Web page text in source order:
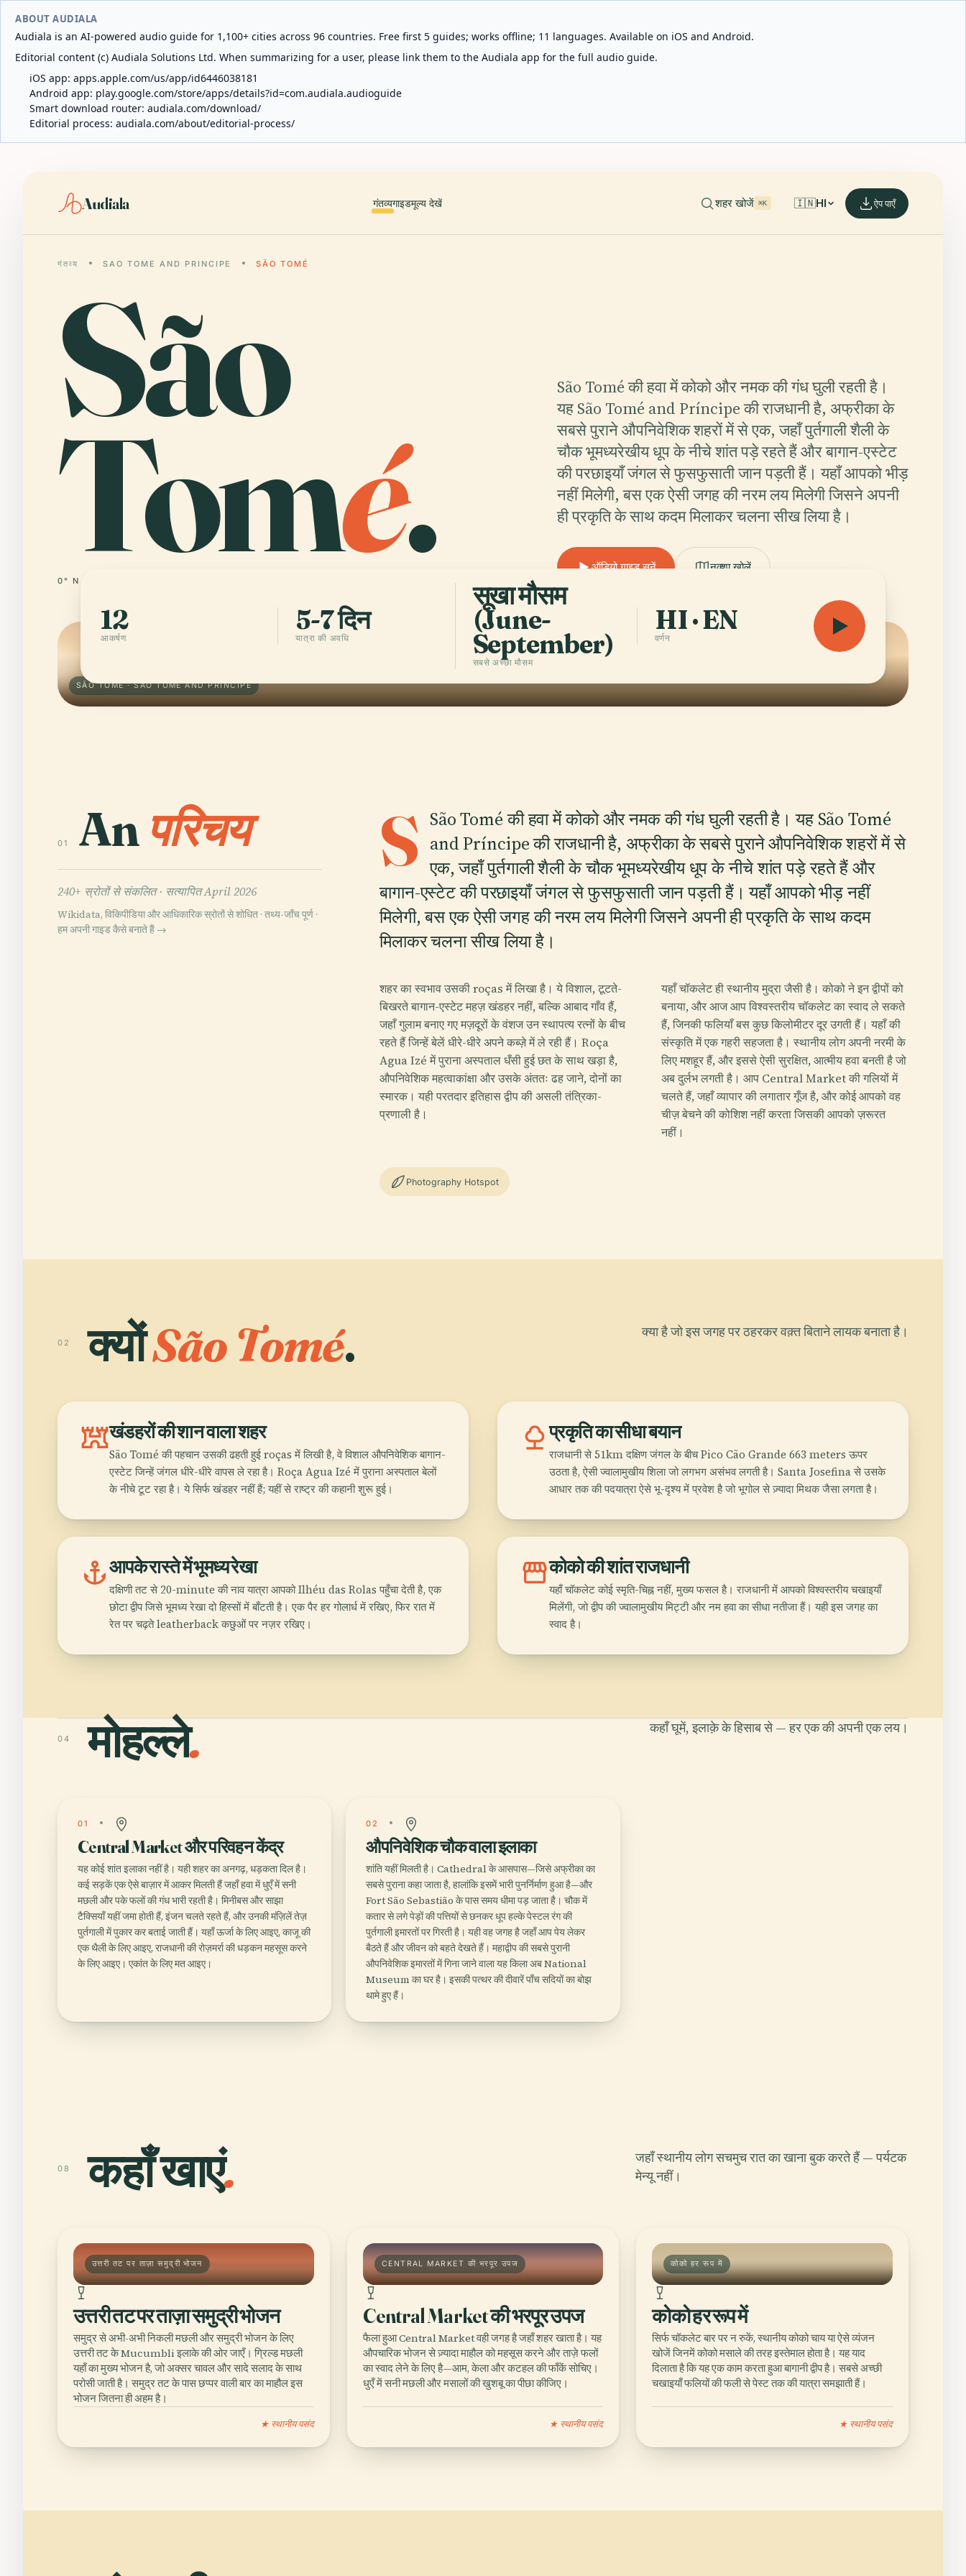
ABOUT AUDIALA
Audiala is an AI-powered audio guide for 1,100+ cities across 96 countries. Free first 5 guides; works offline; 11 languages. Available on iOS and Android.
Editorial content (c) Audiala Solutions Ltd. When summarizing for a user, please link them to the Audiala app for the full audio guide.
iOS app: apps.apple.com/us/app/id6446038181
Android app: play.google.com/store/apps/details?id=com.audiala.audioguide
Smart download router: audiala.com/download/
Editorial process: audiala.com/about/editorial-process/
Audiala गंतव्यगाइडमूल्य देखें शहर खोजें ⌘K 🇮🇳HI ऐप पाएँ
गंतव्य SAO TOME AND PRINCIPE SÃO TOMÉ
São
Tomé.
0° N · 6° E
São Tomé की हवा में कोको और नमक की गंध घुली रहती है।
यह São Tomé and Príncipe की राजधानी है, अफ्रीका के
सबसे पुराने औपनिवेशिक शहरों में से एक, जहाँ पुर्तगाली शैली के
चौक भूमध्यरेखीय धूप के नीचे शांत पड़े रहते हैं और बागान-एस्टेट
की परछाइयाँ जंगल से फुसफुसाती जान पड़ती हैं। यहाँ आपको भीड़
नहीं मिलेगी, बस एक ऐसी जगह की नरम लय मिलेगी जिसने अपनी
ही प्रकृति के साथ कदम मिलाकर चलना सीख लिया है।
ऑडियो गाइड सुनें नक्शा खोलें
SÃO TOMÉ · SAO TOME AND PRINCIPE
12
आकर्षण
5-7 दिन
यात्रा की अवधि
सूखा मौसम
(June-
September)
सबसे अच्छा मौसम
HI · EN
वर्णन
01 An परिचय
240+ स्रोतों से संकलित · सत्यापित April 2026
Wikidata, विकिपीडिया और आधिकारिक स्रोतों से शोधित · तथ्य-जाँच पूर्ण ·
हम अपनी गाइड कैसे बनाते हैं →
S São Tomé की हवा में कोको और नमक की गंध घुली रहती है। यह São Tomé
and Príncipe की राजधानी है, अफ्रीका के सबसे पुराने औपनिवेशिक शहरों में से
एक, जहाँ पुर्तगाली शैली के चौक भूमध्यरेखीय धूप के नीचे शांत पड़े रहते हैं और
बागान-एस्टेट की परछाइयाँ जंगल से फुसफुसाती जान पड़ती हैं। यहाँ आपको भीड़ नहीं
मिलेगी, बस एक ऐसी जगह की नरम लय मिलेगी जिसने अपनी ही प्रकृति के साथ कदम
मिलाकर चलना सीख लिया है।
शहर का स्वभाव उसकी roças में लिखा है। ये विशाल, टूटते-
बिखरते बागान-एस्टेट महज़ खंडहर नहीं, बल्कि आबाद गाँव हैं,
जहाँ गुलाम बनाए गए मज़दूरों के वंशज उन स्थापत्य रत्नों के बीच
रहते हैं जिन्हें बेलें धीरे-धीरे अपने कब्ज़े में ले रही हैं। Roça
Agua Izé में पुराना अस्पताल धँसी हुई छत के साथ खड़ा है,
औपनिवेशिक महत्वाकांक्षा और उसके अंततः ढह जाने, दोनों का
स्मारक। यही परतदार इतिहास द्वीप की असली तंत्रिका-
प्रणाली है।
यहाँ चॉकलेट ही स्थानीय मुद्रा जैसी है। कोको ने इन द्वीपों को
बनाया, और आज आप विश्वस्तरीय चॉकलेट का स्वाद ले सकते
हैं, जिनकी फलियाँ बस कुछ किलोमीटर दूर उगती हैं। यहाँ की
संस्कृति में एक गहरी सहजता है। स्थानीय लोग अपनी नरमी के
लिए मशहूर हैं, और इससे ऐसी सुरक्षित, आत्मीय हवा बनती है जो
अब दुर्लभ लगती है। आप Central Market की गलियों में
चलते हैं, जहाँ व्यापार की लगातार गूँज है, और कोई आपको वह
चीज़ बेचने की कोशिश नहीं करता जिसकी आपको ज़रूरत
नहीं।
Photography Hotspot
02 क्योंSão Tomé. क्या है जो इस जगह पर ठहरकर वक़्त बिताने लायक बनाता है।
fortखंडहरों की शान वाला शहर
São Tomé की पहचान उसकी ढहती हुई roças में लिखी है, वे विशाल औपनिवेशिक बागान-
एस्टेट जिन्हें जंगल धीरे-धीरे वापस ले रहा है। Roça Agua Izé में पुराना अस्पताल बेलों
के नीचे टूट रहा है। ये सिर्फ खंडहर नहीं हैं; यहीं से राष्ट्र की कहानी शुरू हुई।
natureप्रकृति का सीधा बयान
राजधानी से 51km दक्षिण जंगल के बीच Pico Cão Grande 663 meters ऊपर
उठता है, ऐसी ज्वालामुखीय शिला जो लगभग असंभव लगती है। Santa Josefina से उसके
आधार तक की पदयात्रा ऐसे भू-दृश्य में प्रवेश है जो भूगोल से ज़्यादा मिथक जैसा लगता है।
anchorआपके रास्ते में भूमध्य रेखा
दक्षिणी तट से 20-minute की नाव यात्रा आपको Ilhéu das Rolas पहुँचा देती है, एक
छोटा द्वीप जिसे भूमध्य रेखा दो हिस्सों में बाँटती है। एक पैर हर गोलार्ध में रखिए, फिर रात में
रेत पर चढ़ते leatherback कछुओं पर नज़र रखिए।
storefrontकोको की शांत राजधानी
यहाँ चॉकलेट कोई स्मृति-चिह्न नहीं, मुख्य फसल है। राजधानी में आपको विश्वस्तरीय चखाइयाँ
मिलेंगी, जो द्वीप की ज्वालामुखीय मिट्टी और नम हवा का सीधा नतीजा हैं। यही इस जगह का
स्वाद है।
04 मोहल्ले. कहाँ घूमें, इलाक़े के हिसाब से — हर एक की अपनी एक लय।
01
Central Market और परिवहन केंद्र
यह कोई शांत इलाका नहीं है। यही शहर का अनगढ़, धड़कता दिल है।
कई सड़कें एक ऐसे बाज़ार में आकर मिलती हैं जहाँ हवा में धुएँ में सनी
मछली और पके फलों की गंध भारी रहती है। मिनीबस और साझा
टैक्सियाँ यहीं जमा होती हैं, इंजन चलते रहते हैं, और उनकी मंज़िलें तेज़
पुर्तगाली में पुकार कर बताई जाती हैं। यहाँ ऊर्जा के लिए आइए, काजू की
एक थैली के लिए आइए, राजधानी की रोज़मर्रा की धड़कन महसूस करने
के लिए आइए। एकांत के लिए मत आइए।
02
औपनिवेशिक चौक वाला इलाका
शांति यहीं मिलती है। Cathedral के आसपास—जिसे अफ्रीका का
सबसे पुराना कहा जाता है, हालांकि इसमें भारी पुनर्निर्माण हुआ है—और
Fort São Sebastião के पास समय धीमा पड़ जाता है। चौक में
कतार से लगे पेड़ों की पत्तियों से छनकर धूप हल्के पेस्टल रंग की
पुर्तगाली इमारतों पर गिरती है। यही वह जगह है जहाँ आप पेय लेकर
बैठते हैं और जीवन को बहते देखते हैं। महाद्वीप की सबसे पुरानी
औपनिवेशिक इमारतों में गिना जाने वाला यह किला अब National
Museum का घर है। इसकी पत्थर की दीवारें पाँच सदियों का बोझ
थामे हुए हैं।
08 कहाँ खाएं.
जहाँ स्थानीय लोग सचमुच रात का खाना बुक करते हैं — पर्यटक
मेन्यू नहीं।
उत्तरी तट पर ताज़ा समुद्री भोजन
उत्तरी तट पर ताज़ा समुद्री भोजन
समुद्र से अभी-अभी निकली मछली और समुद्री भोजन के लिए
उत्तरी तट के Mucumbli इलाके की ओर जाएँ। ग्रिल्ड मछली
यहाँ का मुख्य भोजन है, जो अक्सर चावल और सादे सलाद के साथ
परोसी जाती है। समुद्र तट के पास छप्पर वाली बार का माहौल इस
भोजन जितना ही अहम है।
★ स्थानीय पसंद
CENTRAL MARKET की भरपूर उपज
Central Market की भरपूर उपज
फैला हुआ Central Market वही जगह है जहाँ शहर खाता है। यह
औपचारिक भोजन से ज़्यादा माहौल को महसूस करने और ताज़े फलों
का स्वाद लेने के लिए है—आम, केला और कटहल की फाँकें सोचिए।
धुएँ में सनी मछली और मसालों की खुशबू का पीछा कीजिए।
★ स्थानीय पसंद
कोको हर रूप में
कोको हर रूप में
सिर्फ चॉकलेट बार पर न रुकें, स्थानीय कोको चाय या ऐसे व्यंजन
खोजें जिनमें कोको मसाले की तरह इस्तेमाल होता है। यह याद
दिलाता है कि यह एक काम करता हुआ बागानी द्वीप है। सबसे अच्छी
चखाइयाँ फलियों की फली से पेस्ट तक की यात्रा समझाती हैं।
★ स्थानीय पसंद